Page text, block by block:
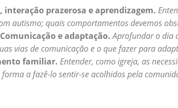
interação prazerosa e aprendizagem.
autismo; quais comportamentos devemos
e adaptação.Aprofundar o dia
vias de comunicação e o que fazer para
familiar. Entender, como igreja, as
a fazê-lo sentir-se acolhidos pela